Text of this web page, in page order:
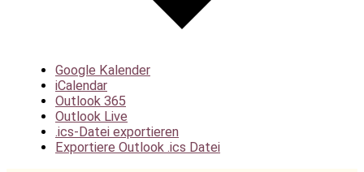
Google Kalender
iCalendar
Outlook 365
Outlook Live
.ics-Datei exportieren
Exportiere Outlook .ics Datei